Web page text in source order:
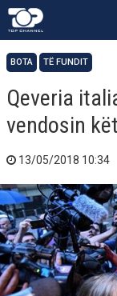
BOTA TË FUNDIT
Qeveria
vendosin
13/05/2018 10:34